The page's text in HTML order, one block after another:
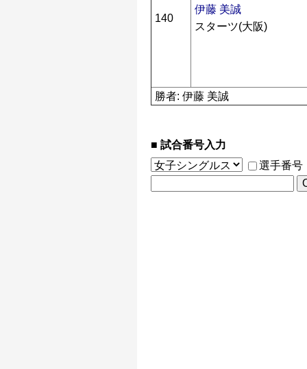
140
伊藤 美誠
スターツ(大阪)
勝者: 伊藤 美誠
試合番号入力
選手番号